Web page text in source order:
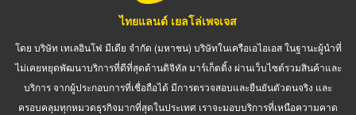
ไทยแลนด์ เยลโล่เพจเจส
โดย บริษัท เทเลอินโฟ มีเดีย จำกัด (มหาชน) บริษัทในเครือเอไอเอส ในฐานะผู้นำที่
ไม่เคยหยุดพัฒนาบริการที่ดีที่สุดด้านดิจิทัล มาร์เก็ตติ้ง ผ่านเว็บไซต์รวมสินค้าและ
บริการ จากผู้ประกอบการที่เชื่อถือได้ มีการตรวจสอบและยืนยันตัวตนจริง และ
ครอบคลุมทุกหมวดธุรกิจมากที่สุดในประเทศ เราจะมอบบริการที่เหนือความคาด